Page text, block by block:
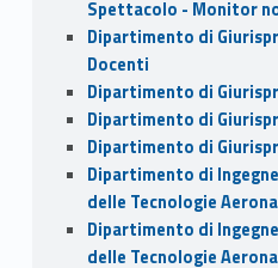
Spettacolo - Monitor
Dipartimento di
Docenti
Dipartimento di
Dipartimento di
Dipartimento di
Dipartimento di
delle Tecnologie
Dipartimento di
delle Tecnologie